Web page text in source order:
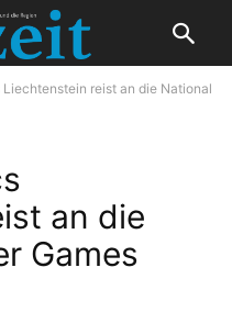
reist an die National
an die
Games